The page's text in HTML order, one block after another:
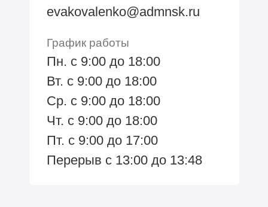
evakovalenko@admnsk.ru
График работы
Пн. с 9:00 до 18:00
Вт. с 9:00 до 18:00
Ср. с 9:00 до 18:00
Чт. с 9:00 до 18:00
Пт. с 9:00 до 17:00
Перерыв с 13:00 до 13:48